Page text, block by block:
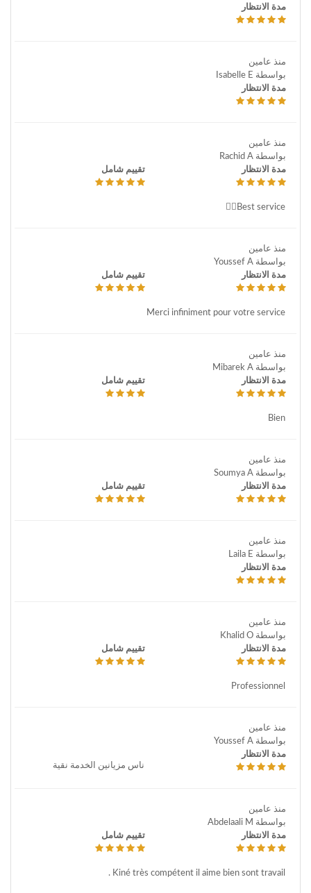
مدة الانتظار
منذ عامين
بواسطة Isabelle E
مدة الانتظار
منذ عامين
بواسطة Rachid A
مدة الانتظار
تقييم شامل
Best service👍🏻
منذ عامين
بواسطة Youssef A
مدة الانتظار
تقييم شامل
Merci infiniment pour votre service
منذ عامين
بواسطة Mibarek A
مدة الانتظار
تقييم شامل
Bien
منذ عامين
بواسطة Soumya A
مدة الانتظار
تقييم شامل
منذ عامين
بواسطة Laila E
مدة الانتظار
منذ عامين
بواسطة Khalid O
مدة الانتظار
تقييم شامل
Professionnel
منذ عامين
بواسطة Youssef A
مدة الانتظار
ناس مزيانين الخدمة نقية
منذ عامين
بواسطة Abdelaali M
مدة الانتظار
تقييم شامل
Kiné très compétent il aime bien sont travail .